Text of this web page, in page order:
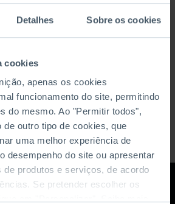
Detalhes Sobre os cookies
cookies
apenas os cookies
funcionamento do site, permitindo
do mesmo. Ao "Permitir todos",
de outro tipo de cookies, que
uma melhor experiência de
desempenho do site ou apresentar
de produtos e serviços, de acordo
Se pretender escolher os